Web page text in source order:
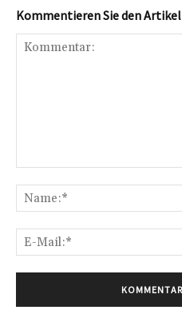
Kommentieren Sie den Artikel